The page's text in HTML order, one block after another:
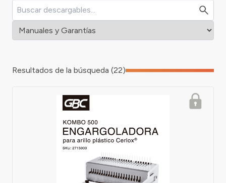
Resultados de la búsqueda (22)